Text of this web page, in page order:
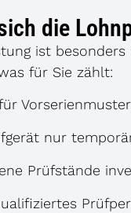
die
ist
für Sie zählt:
nur
Prüfstände